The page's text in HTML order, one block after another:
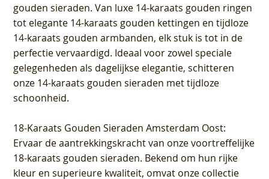
gouden sieraden. Van luxe 14-karaats gouden ringen
tot elegante 14-karaats gouden kettingen en tijdloze
14-karaats gouden armbanden, elk stuk is tot in de
perfectie vervaardigd. Ideaal voor zowel speciale
gelegenheden als dagelijkse elegantie, schitteren
onze 14-karaats gouden sieraden met tijdloze
schoonheid.
18-Karaats Gouden Sieraden Amsterdam Oost:
Ervaar de aantrekkingskracht van onze voortreffelijke
18-karaats gouden sieraden. Bekend om hun rijke
kleur en superieure kwaliteit, omvat onze collectie